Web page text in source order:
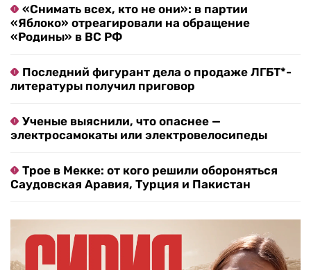
«Снимать всех, кто не они»: в партии
«Яблоко» отреагировали на обращение
«Родины» в ВС РФ
Последний фигурант дела о продаже ЛГБТ*-
литературы получил приговор
Ученые выяснили, что опаснее —
электросамокаты или электровелосипеды
Трое в Мекке: от кого решили обороняться
Саудовская Аравия, Турция и Пакистан